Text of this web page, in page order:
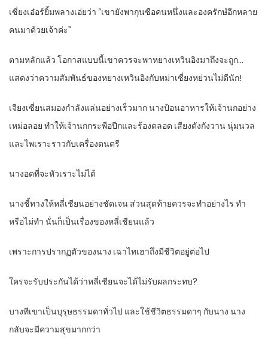
เซี่ยงเอ๋อร์ยิ้มพลางเอ่ยว่า “เขายังพากุนซือคนหนึ่งและองครักษ์อีกหลาย
คนมาด้วยเจ้าค่ะ”
ตามหลักแล้ว โอกาสแบบนี้เขาควรจะพาหยางเหวินอิงมาถึงจะถูก…
แสดงว่าความสัมพันธ์ของหยางเหวินอิงกับหม่าเซี่ยงหย่วนไม่ดีนัก!
เจียงเซี่ยนสมองกำลังแล่นอย่างเร็วมาก นางป้อนอาหารให้เจ้านกอย่าง
เหม่อลอย ทำให้เจ้านกกระพือปีกและร้องตลอด เสียงดังกังวาน นุ่มนวล
และไพเราะราวกับเครื่องดนตรี
นางอดที่จะหัวเราะไม่ได้
นางชี้ทางให้หลี่เชียนอย่างชัดเจน ส่วนสุดท้ายควรจะทำอย่างไร ทำ
หรือไม่ทำ นั่นก็เป็นเรื่องของหลี่เชียนแล้ว
เพราะการปรากฏตัวของนาง เฉาไทเฮาถึงมีชีวิตอยู่ต่อไป
ใครจะรับประกันได้ว่าหลี่เชียนจะได้ไม่รับผลกระทบ?
บางทีเขาเป็นบุรุษธรรมดาทั่วไป และใช้ชีวิตธรรมดาๆ กับนาง นาง
กลับจะมีความสุขมากกว่า